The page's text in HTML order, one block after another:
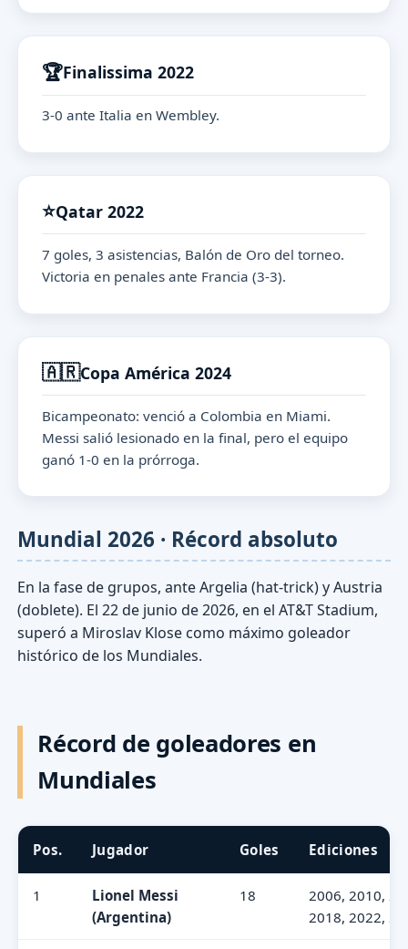
🏆Finalissima 2022
3-0 ante Italia en Wembley.
⭐Qatar 2022
7 goles, 3 asistencias, Balón de Oro del torneo.
Victoria en penales ante Francia (3-3).
🇦🇷Copa América 2024
Bicampeonato: venció a Colombia en Miami.
Messi salió lesionado en la final, pero el equipo
ganó 1-0 en la prórroga.
Mundial 2026 · Récord absoluto
En la fase de grupos, ante Argelia (hat-trick) y Austria
(doblete). El 22 de junio de 2026, en el AT&T Stadium,
superó a Miroslav Klose como máximo goleador
histórico de los Mundiales.
Récord de goleadores en
Mundiales
Pos. Jugador Goles Ediciones
1
Lionel Messi
(Argentina)
18
2006, 2010,
2018, 2022,